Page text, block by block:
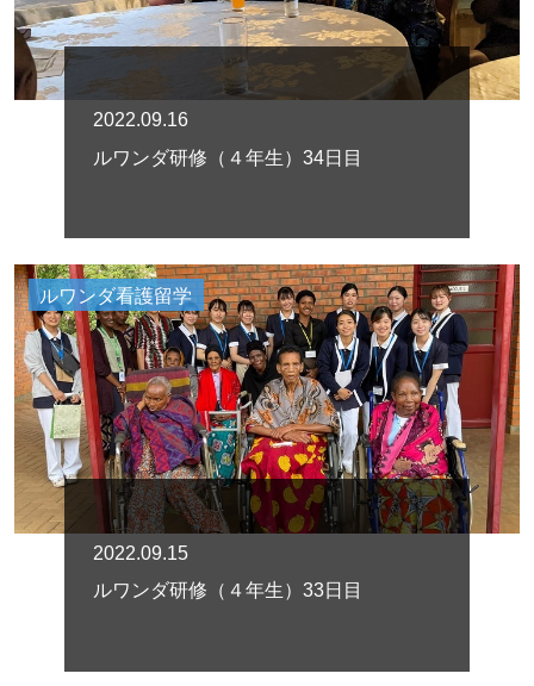
2022.09.16
ルワンダ研修（４年生）34日目
ルワンダ看護留学
2022.09.15
ルワンダ研修（４年生）33日目